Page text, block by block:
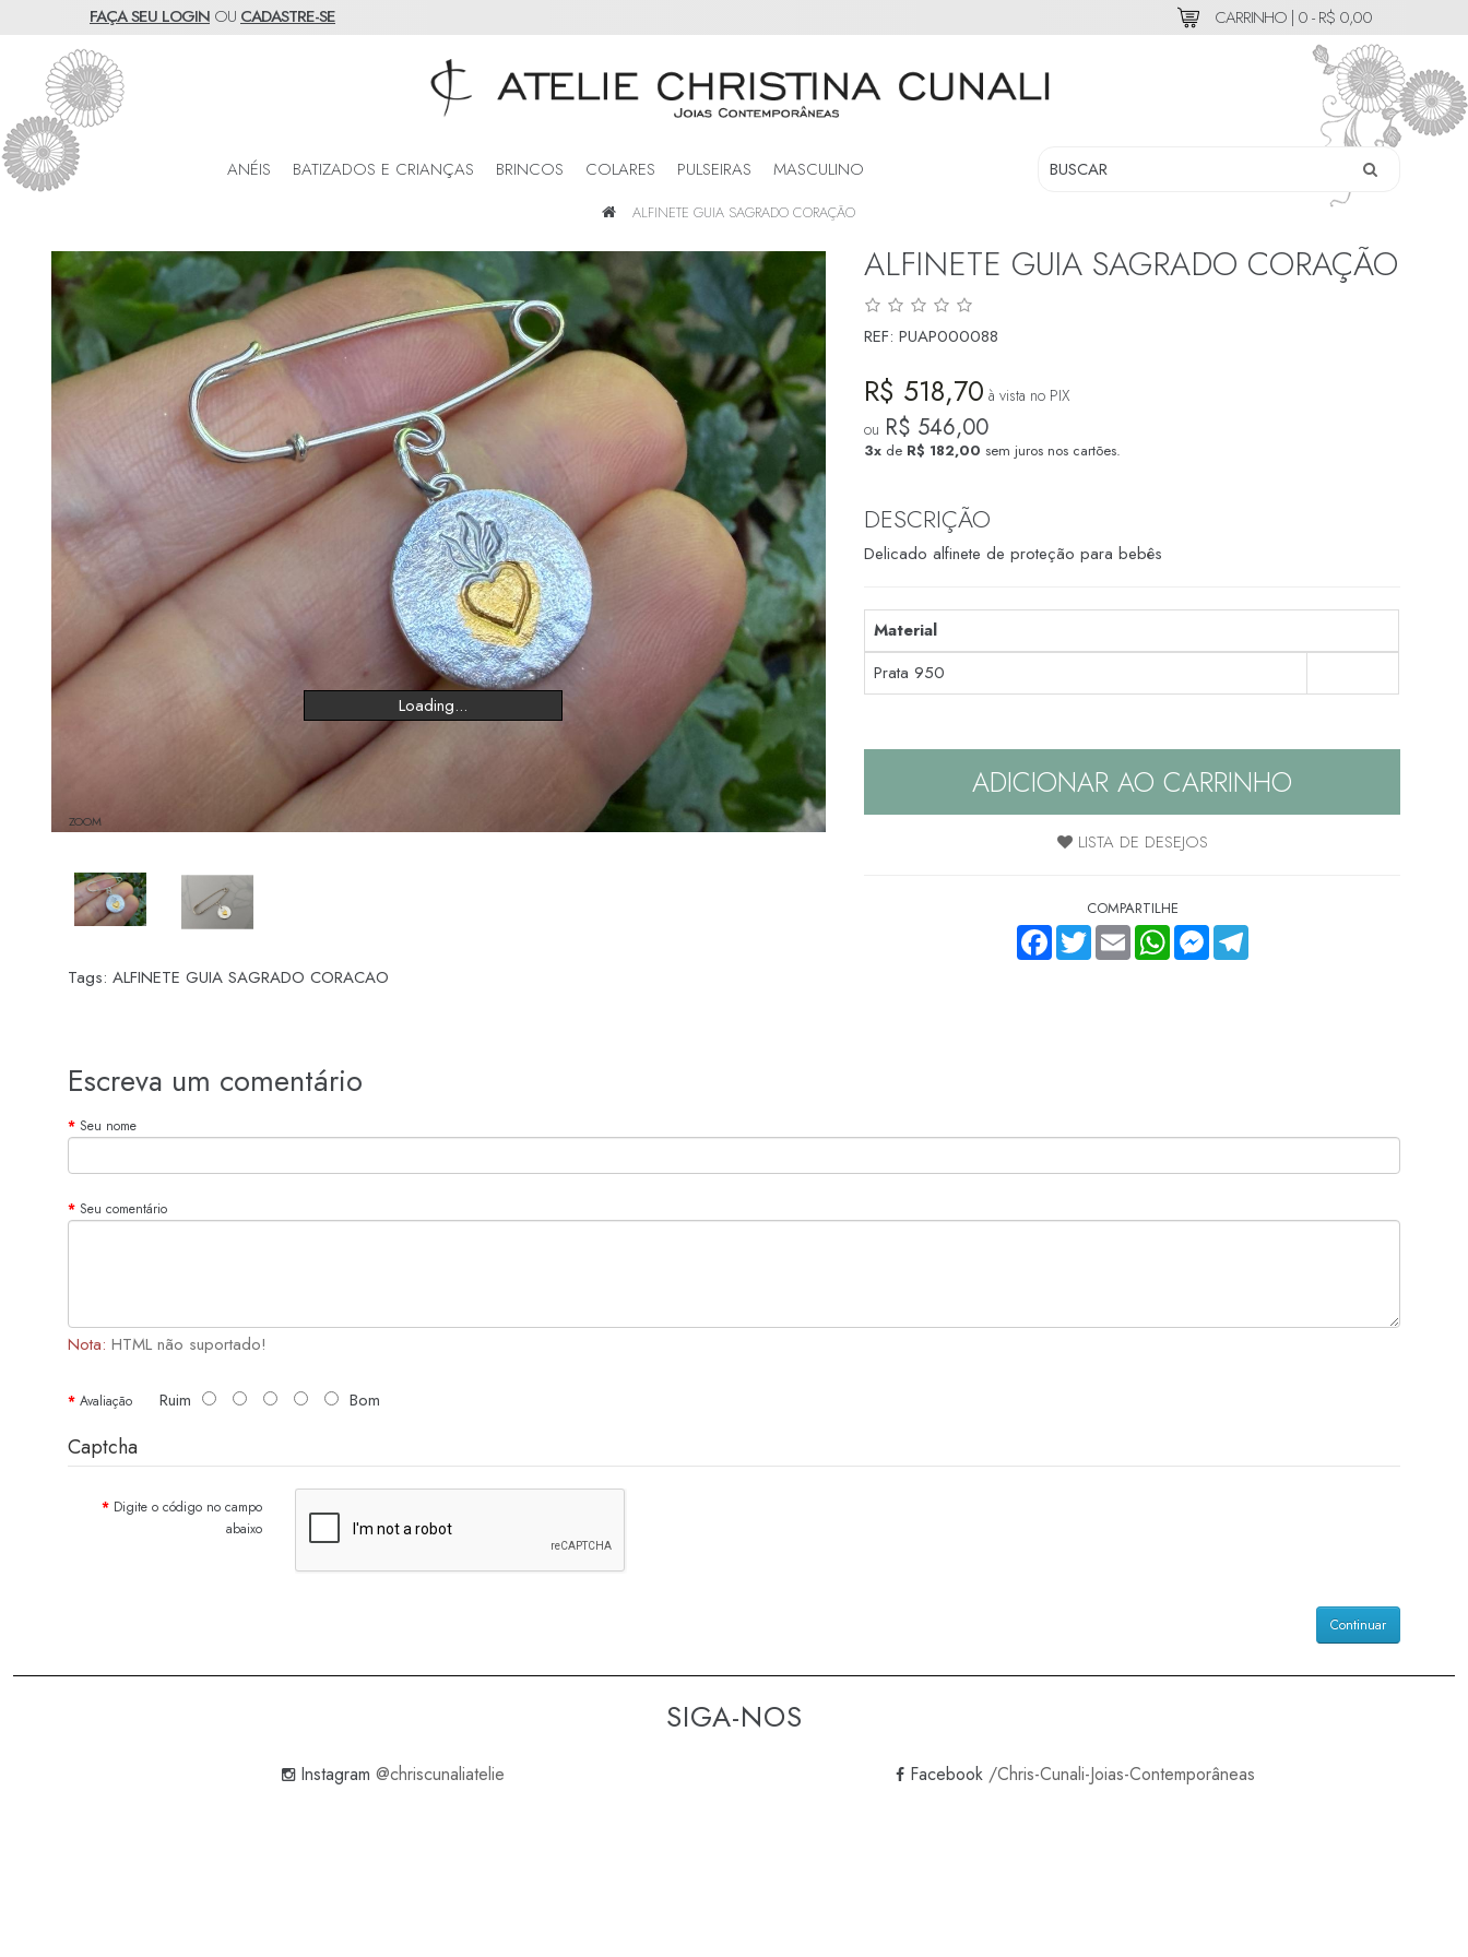
FAÇA SEU LOGIN OU CADASTRE-SE CARRINHO | 0 - R$ 0,00
ANÉIS BATIZADOS E CRIANÇAS BRINCOS COLARES PULSEIRAS MASCULINO
ALFINETE GUIA SAGRADO CORAÇÃO
Loading...
ZOOM
Tags: ALFINETE GUIA SAGRADO CORACAO
ALFINETE GUIA SAGRADO CORAÇÃO
REF:PUAP000088
R$ 518,70 à vista no PIX
ou R$ 546,00
3x de R$ 182,00 sem juros nos cartões.
DESCRIÇÃO
Delicado alfinete de proteção para bebês
Material
Prata 950
ADICIONAR AO CARRINHO
LISTA DE DESEJOS
COMPARTILHE
FACEBOOKTWITTEREMAIL WHATSAPPMESSENGER
TELEGRAM
Escreva um comentário
Seu nome
Seu comentário
Nota: HTML não suportado!
Avaliação Ruim Bom
Captcha
Digite o código no campo
abaixo
Continuar
SIGA-NOS
Instagram @chriscunaliatelie Facebook /Chris-Cunali-Joias-Contemporâneas